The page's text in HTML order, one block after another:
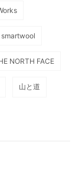
smartwool
NORTH FACE
山と道